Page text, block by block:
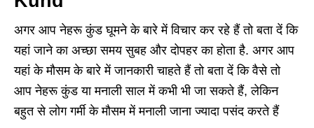
अगर आप नेहरू कुंड घूमने के बारे में विचार कर रहे हैं तो बता दें कि
यहां जाने का अच्छा समय सुबह और दोपहर का होता है. अगर आप
यहां के मौसम के बारे में जानकारी चाहते हैं तो बता दें कि वैसे तो
आप नेहरू कुंड या मनाली साल में कभी भी जा सकते हैं, लेकिन
बहुत से लोग गर्मी के मौसम में मनाली जाना ज्यादा पसंद करते हैं